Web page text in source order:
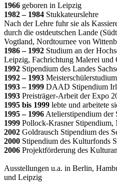
1966 geboren in Leipzig
1982 – 1984 Stukkateurslehre
Nach der Lehre fuhr sie als
durch die ostdeutschen Lande
Vogtland, Nordtournee von
1986 – 1992 Studium an der
Leipzig, Fachrichtung Malerei
1992 Stipendium des Landes
1992 – 1993
1993 – 1999 DAAD Stipendium
1993 Preisträger-Arbeit der Expo
1995 bis 1999 lebte und arbeitete
1995 – 1996 Atelierstipendium der
1999 Pollock-Krasner
2002 Goldrausch Stipendium des
2000 Stipendium des Kulturfonds
2006 Projektförderung des
Ausstellungen u.a. in Berlin,
und Leipzig